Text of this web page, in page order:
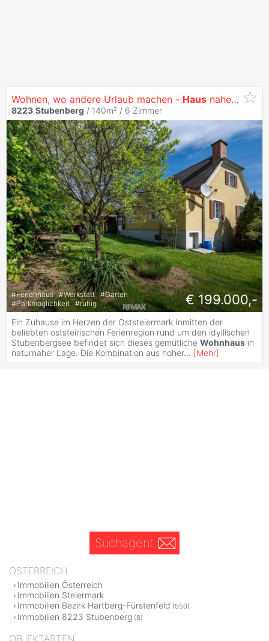
Wohnen, wo andere Urlaub machen - Haus nahe Stubenbergsee
8223 Stubenberg / 140m² / 6 Zimmer
#Ferienhaus #Werkstatt #Garten
#Parkmöglichkeit #ruhig € 199.000,-
Ein Zuhause im Herzen der Oststeiermark Inmitten der
beliebten oststeirischen Ferienregion rund um den idyllischen
Stubenbergsee befindet sich dieses gemütliche Wohnhaus in
naturnaher Lage. Die Kombination aus hoher... [Mehr]
Suchagent
ÖSTERREICH
Immobilien Österreich
Immobilien Steiermark
Immobilien Bezirk Hartberg-Fürstenfeld (550)
Immobilien 8223 Stubenberg (8)